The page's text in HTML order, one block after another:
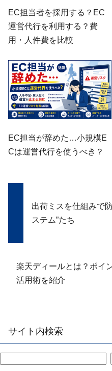
EC担当者を採用する？EC
運営代行を利用する？費
用・人件費を比較
EC担当が辞めた…小規模E
Cは運営代行を使うべき？
出荷ミスを仕組みで
ステム”たち
楽天ディールとは？ポイ
活用術を紹介
サイト内検索